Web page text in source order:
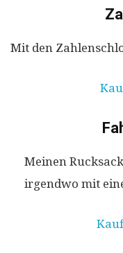
Mit den
Meinen
irgendwo mit